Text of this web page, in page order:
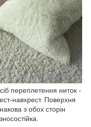
переплетення ниток -
навхрест. Поверхня
з обох сторін